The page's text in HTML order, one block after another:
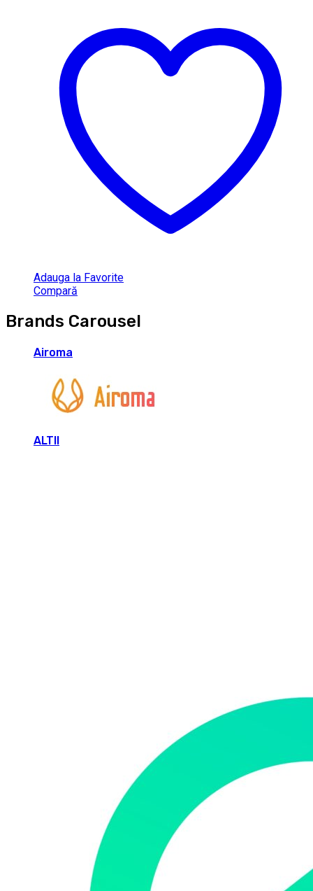
Adauga la Favorite
Compară
Brands Carousel
Airoma
ALTII